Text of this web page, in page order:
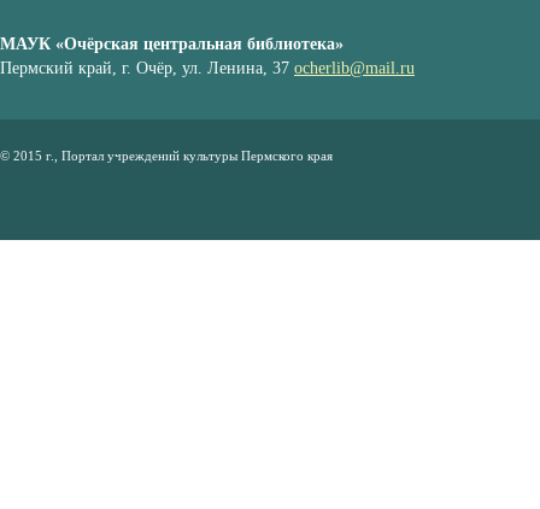
МАУК «Очёрская центральная библиотека»
Пермский край, г. Очёр, ул. Ленина, 37 ocherlib@mail.ru
© 2015 г., Портал учреждений культуры Пермского края